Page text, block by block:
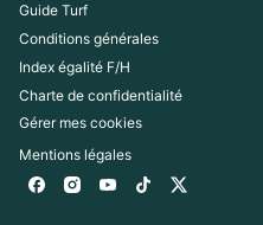
Guide Turf
Conditions générales
Index égalité F/H
Charte de confidentialité
Gérer mes cookies
Mentions légales